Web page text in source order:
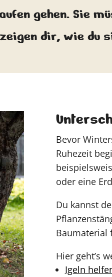
gehen. Sie
dir, wie du
Bevor
Ruhezeit
oder eine
Du kannst
Baumaterial
Hier geht’s
Igeln